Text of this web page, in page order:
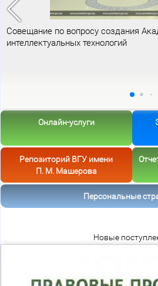
Совещание по вопросу создания
интеллектуальных технологий
Онлайн-услуги
Репозиторий ВГУ имени
П. М. Машерова
Персональные
Новые